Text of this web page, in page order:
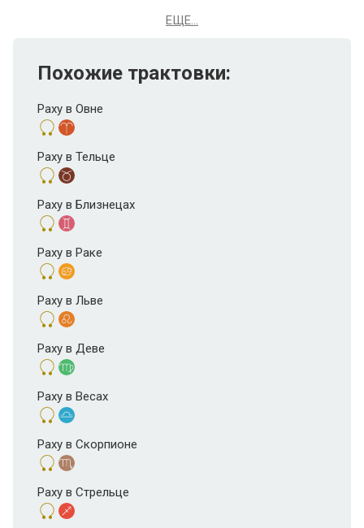
ЕЩЕ...
Похожие трактовки:
Раху в Овне
Раху в Тельце
Раху в Близнецах
Раху в Раке
Раху в Льве
Раху в Деве
Раху в Весах
Раху в Скорпионе
Раху в Стрельце